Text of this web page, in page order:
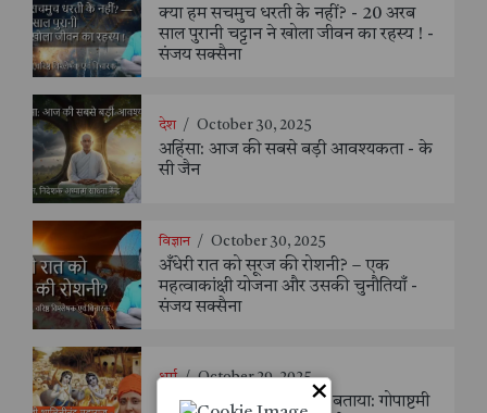
क्या हम सचमुच धरती के नहीं? - 20 अरब
साल पुरानी चट्टान ने खोला जीवन का रहस्य ! -
संजय सक्सैना
देश / October 30, 2025
अहिंसा: आज की सबसे बड़ी आवश्यकता - के
सी जैन
विज्ञान / October 30, 2025
अँधेरी रात को सूरज की रोशनी? – एक
महत्वाकांक्षी योजना और उसकी चुनौतियाँ -
संजय सक्सैना
धर्म / October 29, 2025
साध्वी शालिनीनंद महाराज ने बताया: गोपाष्टमी
×